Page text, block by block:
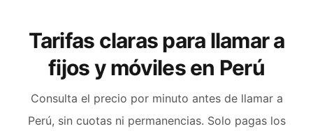
Tarifas claras para llamar a
fijos y móviles en Perú
Consulta el precio por minuto antes de llamar a
Perú, sin cuotas ni permanencias. Solo pagas los